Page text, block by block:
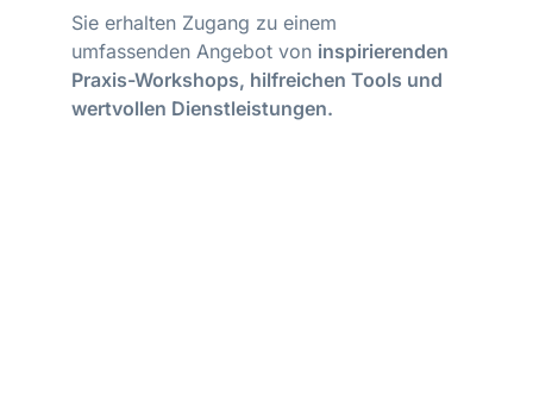
Sie erhalten Zugang zu einem
umfassenden Angebot von inspirierenden
Praxis-Workshops, hilfreichen Tools und
wertvollen Dienstleistungen.